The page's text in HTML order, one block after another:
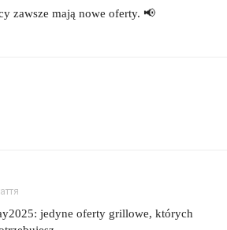
zawsze mają nowe oferty. 📢
jedyne oferty grillowe, których